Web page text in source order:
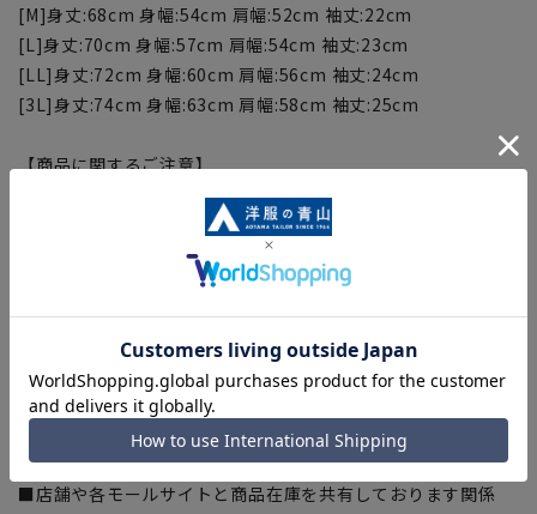
[M]身丈:68cm 身幅:54cm 肩幅:52cm 袖丈:22cm
[L]身丈:70cm 身幅:57cm 肩幅:54cm 袖丈:23cm
[LL]身丈:72cm 身幅:60cm 肩幅:56cm 袖丈:24cm
[3L]身丈:74cm 身幅:63cm 肩幅:58cm 袖丈:25cm
【商品に関するご注意】
■商品画像はサンプルのため、色味やサイズ等の仕様に変更が
ある場合がございますので、予めご了承ください。
■生地や仕様・デザインにより、着用感や実際のサイズ表に若
干の誤差が生じる場合がございます。予めご了承ください。
■サイズスペックは仕上がりサイズを記載しております。一
部、商品現物におすすめサイズ(ヌードサイズ)を記載している
商品もございます。
■ブラウザやお使いのモニター環境、また撮影時の室内外の光
加減により、実際の商品と掲載画像の色味が異なる場合がござ
います。
■店舗や各モールサイトと商品在庫を共有しております関係